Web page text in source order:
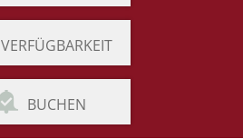
VERFÜGBARKEIT
BUCHEN